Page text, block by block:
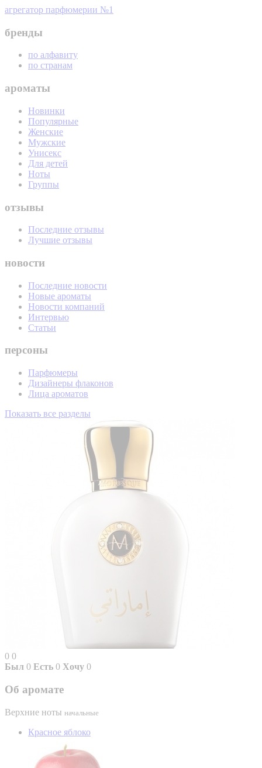
агрегатор парфюмерии №1
бренды
по алфавиту
по странам
ароматы
Новинки
Популярные
Женские
Мужские
Унисекс
Для детей
Ноты
Группы
отзывы
Последние отзывы
Лучшие отзывы
новости
Последние новости
Новые ароматы
Новости компаний
Интервью
Статьи
персоны
Парфюмеры
Дизайнеры флаконов
Лица ароматов
Показать все разделы
0 0
Был 0 Есть 0 Хочу 0
Об аромате
Верхние ноты начальные
Красное яблоко